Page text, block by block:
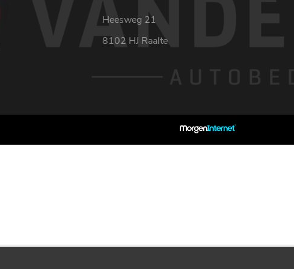
Heesweg 21
8102 HJ Raalte